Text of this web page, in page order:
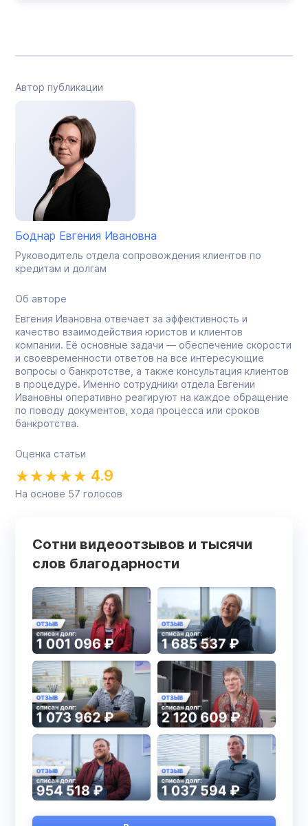
Автор публикации
Боднар Евгения Ивановна
Руководитель отдела сопровождения клиентов по
кредитам и долгам
Об авторе
Евгения Ивановна отвечает за эффективность и
качество взаимодействия юристов и клиентов
компании. Её основные задачи — обеспечение скорости
и своевременности ответов на все интересующие
вопросы о банкротстве, а также консультация клиентов
в процедуре. Именно сотрудники отдела Евгении
Ивановны оперативно реагируют на каждое обращение
по поводу документов, хода процесса или сроков
банкротства.
Оценка статьи
4.9
На основе 57 голосов
Сотни видеоотзывов и тысячи
слов благодарности